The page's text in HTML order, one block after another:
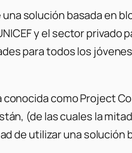
solución basada en
y el sector privado
para todos los
conocida comoProject
(de las cuales la
de utilizar una solución